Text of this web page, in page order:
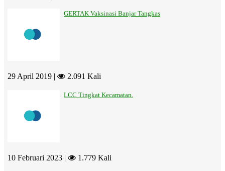
GERTAK Vaksinasi Banjar Tangkas
29 April 2019 | 2.091 Kali
LCC Tingkat Kecamatan.
10 Februari 2023 | 1.779 Kali